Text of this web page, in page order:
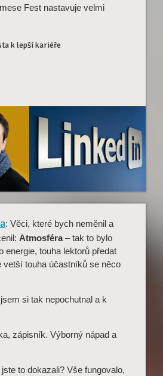
Fest nastavuje velmi
k lepší kariéře
: Věci, které bych neměnil a
Atmosféra– tak to bylo
energie, touha lektorů předat
vetší touha účastníků se něco
si tak nepochutnal a k
zápisník. Výborný nápad a
to dokazali? Vše fungovalo,